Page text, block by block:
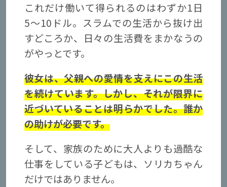
これだけ働いて得られるのはわずか1日
5〜10ドル。スラムでの生活から抜け出
すどころか、日々の生活費をまかなうの
がやっとです。
彼女は、父親への愛情を支えにこの生活
を続けています。しかし、それが限界に
近づいていることは明らかでした。誰か
の助けが必要です。
そして、家族のために大人よりも過酷な
仕事をしている子どもは、ソリカちゃん
だけではありません。